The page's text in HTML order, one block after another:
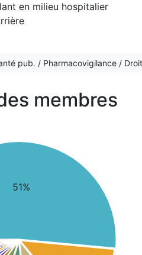
en milieu hospitalier
pub. / Pharmacovigilance /
membres
51%